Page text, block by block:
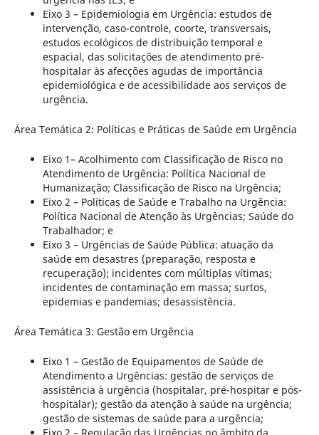
Eixo 3 – Epidemiologia em Urgência: estudos de
intervenção, caso-controle, coorte, transversais,
estudos ecológicos de distribuição temporal e
espacial, das solicitações de atendimento pré-
hospitalar às afecções agudas de importância
epidemiológica e de acessibilidade aos serviços de
urgência.
Área Temática 2: Políticas e Práticas de Saúde em Urgência
Eixo 1– Acolhimento com Classificação de Risco no
Atendimento de Urgência: Política Nacional de
Humanização; Classificação de Risco na Urgência;
Eixo 2 – Políticas de Saúde e Trabalho na Urgência:
Política Nacional de Atenção às Urgências; Saúde do
Trabalhador; e
Eixo 3 – Urgências de Saúde Pública: atuação da
saúde em desastres (preparação, resposta e
recuperação); incidentes com múltiplas vítimas;
incidentes de contaminação em massa; surtos,
epidemias e pandemias; desassistência.
Área Temática 3: Gestão em Urgência
Eixo 1 – Gestão de Equipamentos de Saúde de
Atendimento a Urgências: gestão de serviços de
assistência à urgência (hospitalar, pré-hospitar e pós-
hospitalar); gestão da atenção à saúde na urgência;
gestão de sistemas de saúde para a urgência;